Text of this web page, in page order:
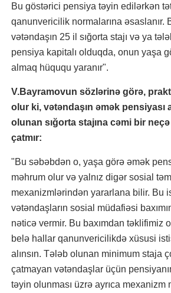
Bu göstərici pensiya təyin edilərkən
qanunvericilik normalarına əsaslanır.
vətəndaşın 25 il sığorta stajı və ya
pensiya kapitalı olduqda, onun yaşa
almaq hüququ yaranır".
V.Bayramovun sözlərinə görə,
olur ki, vətəndaşın əmək pensiyası
olunan sığorta stajına cəmi bir
çatmır:
"Bu səbəbdən o, yaşa görə əmək
məhrum olur və yalnız digər sosial
mexanizmlərindən yararlana bilir. Bu
vətəndaşların sosial müdafiəsi
nəticə vermir. Bu baxımdan təklifimiz
belə hallar qanunvericilikdə xüsusi
alınsın. Tələb olunan minimum staja
çatmayan vətəndaşlar üçün
təyin olunması üzrə ayrıca